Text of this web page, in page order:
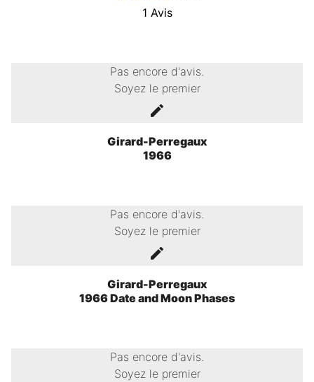
1 Avis
Pas encore d'avis.
Soyez le premier
Girard-Perregaux
1966
Pas encore d'avis.
Soyez le premier
Girard-Perregaux
1966 Date and Moon Phases
Pas encore d'avis.
Soyez le premier